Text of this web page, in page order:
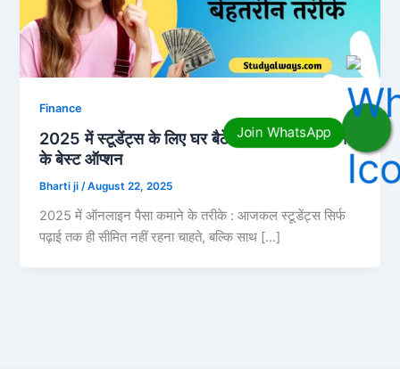
Finance
2025 में स्टूडेंट्स के लिए घर बैठे ऑनलाइन पैसे कमाने
के बेस्ट ऑप्शन
Bharti ji/August 22, 2025
2025 में ऑनलाइन पैसा कमाने के तरीके : आजकल स्टूडेंट्स सिर्फ
पढ़ाई तक ही सीमित नहीं रहना चाहते, बल्कि साथ […]